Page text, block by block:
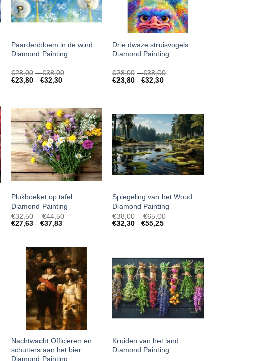
Paardenbloem in de wind
Diamond Painting
€28,00 - €38,00
€23,80 - €32,30Prijsklasse:
Drie dwaze struisvogels
Diamond Painting
€28,00 - €38,00
€23,80 - €32,30Prijsklasse:
Plukboeket op tafel
Diamond Painting
€32,50 - €44,50
€27,63 - €37,83Prijsklasse:
Spiegeling van het Woud
Diamond Painting
€38,00 - €65,00
€32,30 - €55,25Prijsklasse:
Nachtwacht Officieren en
schutters aan het bier
Diamond Painting
Kruiden van het land
Diamond Painting